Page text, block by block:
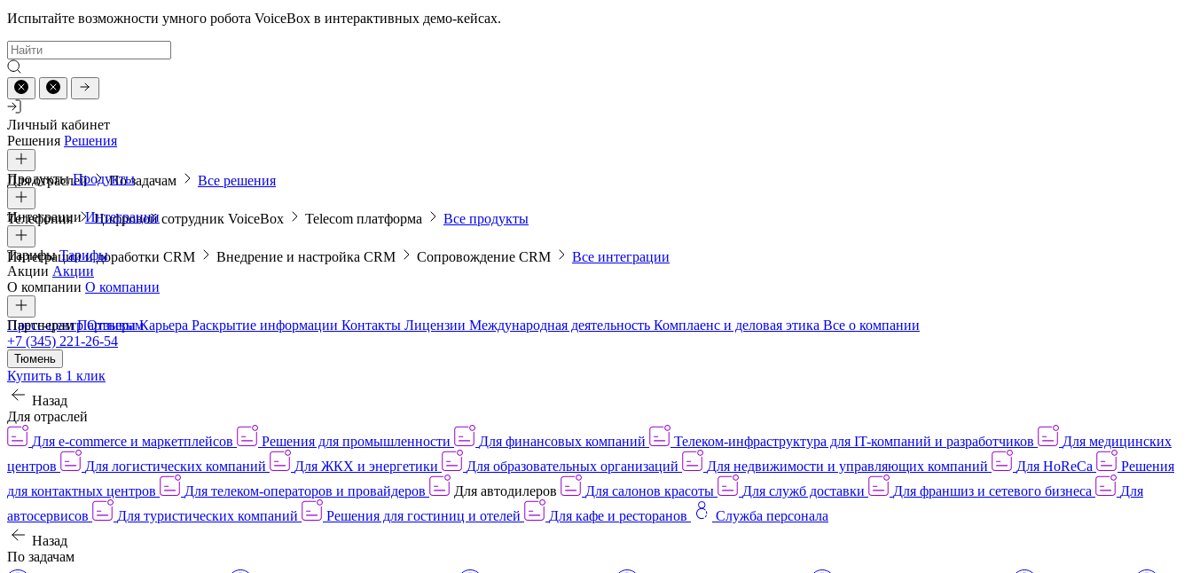
Испытайте возможности умного робота VoiceBox в интерактивных демо-кейсах.
Личный кабинет
Решения Решения
Для отраслей По задачам Все решения
ПродуктыПродукты
Телефония Цифровой сотрудник VoiceBox Telecom платформа Все продукты
ИнтеграцииИнтеграции
Интеграции и доработки CRM Внедрение и настройка CRM Сопровождение CRM Все интеграции
ТарифыТарифы
Акции Акции
О компании О компании
Пресс-центрОтзывыКарьера Раскрытие информации Контакты Лицензии Международная деятельность Комплаенс и деловая этика Все о компании
ПартнерамПартнерам
+7 (345) 221-26-54
Тюмень
Купить в 1 клик
Назад
Для отраслей
Для e-commerce и маркетплейсов
Решения для промышленности Для финансовых компаний Телеком-инфраструктура для IT-компаний и разработчиков
Для медицинских
центров
Для логистических компаний Для ЖКХ и энергетики Для образовательных организаций Для недвижимости и управляющих компаний Для HoReCa
Решения
для контактных центров
Для телеком-операторов и провайдеров Для автодилеров Для салонов красоты Для служб доставки Для франшиз и сетевого бизнеса
Для
автосервисов
Для туристических компаний Решения для гостиниц и отелей Для кафе и ресторанов
Служба персонала
Назад
По задачам